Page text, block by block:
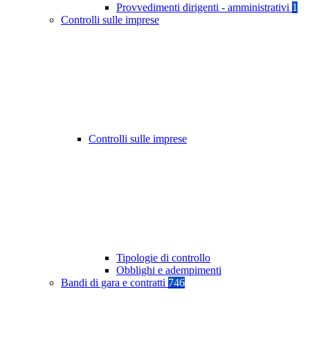
Provvedimenti dirigenti - amministrativi 1
Controlli sulle imprese
Controlli sulle imprese
Tipologie di controllo
Obblighi e adempimenti
Bandi di gara e contratti 746